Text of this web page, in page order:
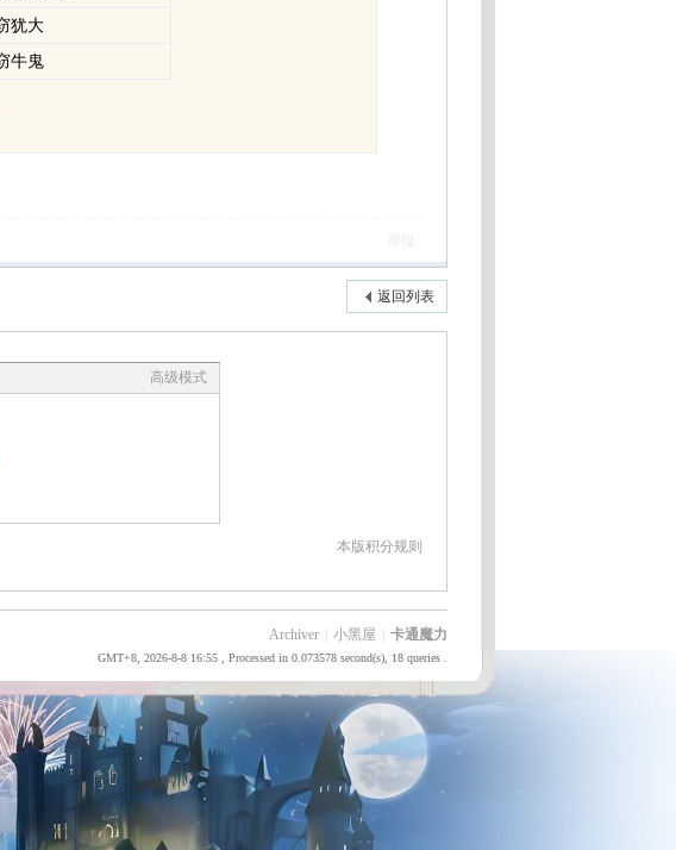
犹大
牛鬼
返回列表
高级模式
本版积分规则
Archiver 小黑屋 卡通魔力
GMT+8, 2026-8-8 16:55 , Processed in 0.073578 second(s), 18 queries .